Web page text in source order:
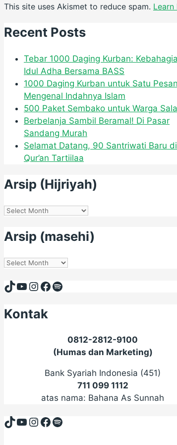
This site uses Akismet to reduce spam.
Recent Posts
Tebar 1000 Daging Kurban:
Idul Adha Bersama BASS
1000 Daging Kurban untuk Satu
Mengenal Indahnya Islam
500 Paket Sembako untuk Warga
Berbelanja Sambil Beramal! Di Pasar
Sandang Murah
Selamat Datang, 90 Santriwati Baru
Qur’an Tartiilaa
Arsip (Hijriyah)
Arsip
Arsip (masehi)
Arsip
TikTok
YouTube
Instagram
Facebook
Spotify
Kontak
0812-2812-9100
(Humas dan Marketing)
Bank Syariah Indonesia (451)
711 099 1112
atas nama: Bahana As Sunnah
TikTok
YouTube
Instagram
Facebook
Spotify